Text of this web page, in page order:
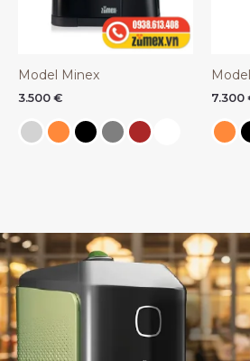
Model Minex
3.500 € 7.300